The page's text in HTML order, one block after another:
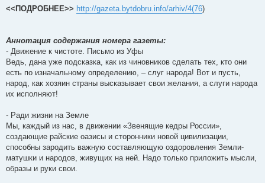
<<ПОДРОБНЕЕ>> http://gazeta.bytdobru.info/arhiv/4(76)
Аннотация содержания номера газеты:
- Движение к чистоте. Письмо из Уфы
Ведь, дана уже подсказка, как из чиновников сделать тех, кто они
есть по изначальному определению, – слуг народа! Вот и пусть,
народ, как хозяин страны высказывает свои желания, а слуги народа
их исполняют!
- Ради жизни на Земле
Мы, каждый из нас, в движении «Звенящие кедры России»,
создающие райские оазисы и сторонники новой цивилизации,
способны зародить важную составляющую оздоровления Земли-
матушки и народов, живущих на ней. Надо только приложить мысли,
образы и руки свои.